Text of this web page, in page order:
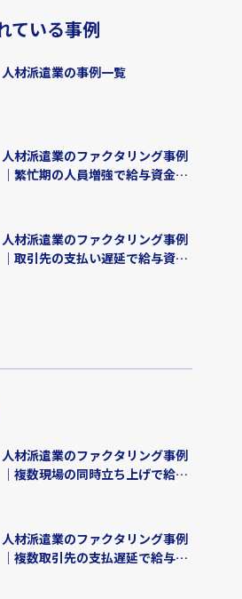
ている事例
人材派遣業の事例一覧
人材派遣業のファクタリング事例
｜繁忙期の人員増強で給与資金
人材派遣業のファクタリング事例
｜取引先の支払い遅延で給与資金
人材派遣業のファクタリング事例
｜複数現場の同時立ち上げで給与
人材派遣業のファクタリング事例
｜複数取引先の支払遅延で給与資